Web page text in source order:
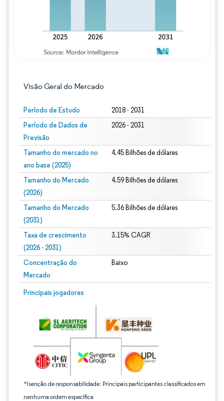
Visão Geral do Mercado
Período de Estudo 2018 - 2031
Período de Dados de
Previsão
2026 - 2031
Tamanho do mercado no
ano base (2025)
4.45 Bilhões de dólares
Tamanho do Mercado
(2026)
4.59 Bilhões de dólares
Tamanho do Mercado
(2031)
5.36 Bilhões de dólares
Taxa de crescimento
(2026 - 2031)
3.15% CAGR
Concentração do
Mercado
Baixo
Principais jogadores
*Isenção de responsabilidade: Principais participantes classificados em
nenhuma ordem específica
Imagem © Mordor Intelligence. O reuso requer atribuição conforme CC BY 4.0.